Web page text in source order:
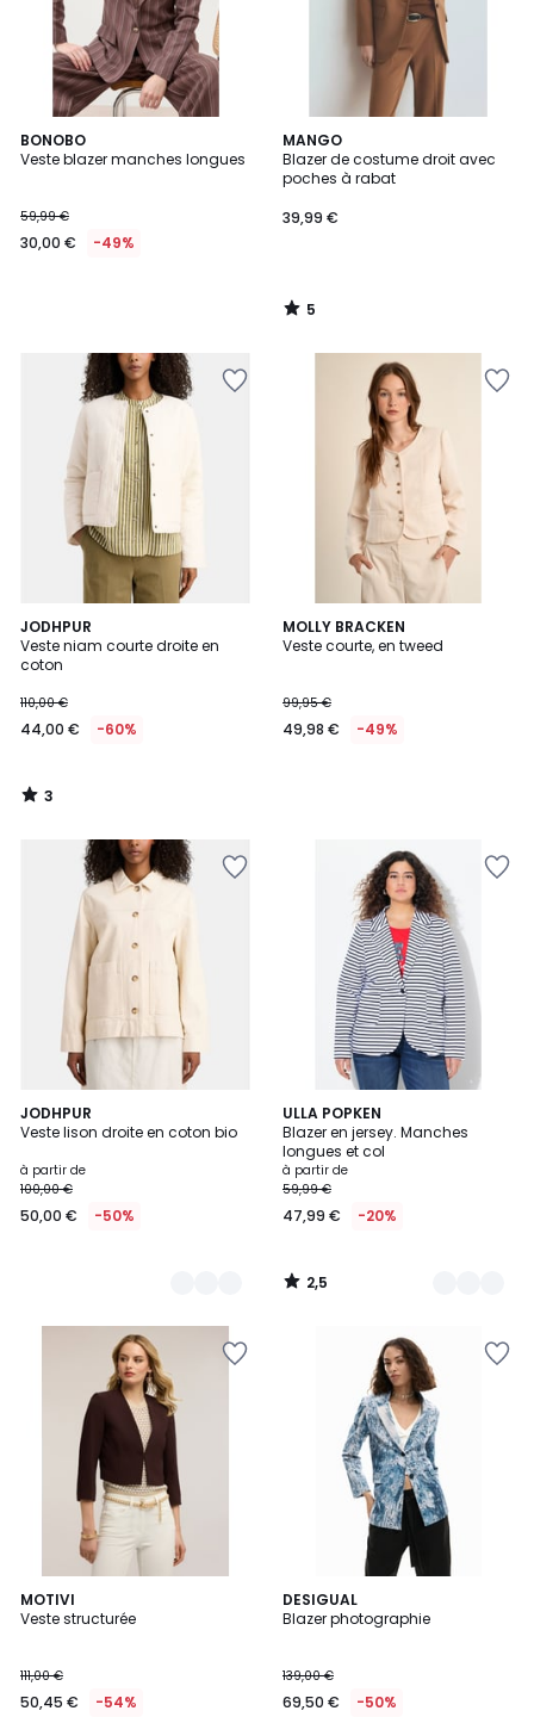
BONOBO
Veste blazer manches longues
59,99 €
30,00 € -49%
MANGO
Blazer de costume droit avec
poches à rabat
39,99 €
5
/
5
5
/
JODHPUR
Veste niam courte droite en
coton
110,00 €
44,00 € -60%
3
/
5
3
/
MOLLY BRACKEN
Veste courte, en tweed
99,95 €
49,98 € -49%
JODHPUR
Veste lison droite en coton bio
à partir de
100,00 €
50,00 € -50%
2
Couleurs
ULLA POPKEN
Blazer en jersey. Manches
longues et col
à partir de
59,99 €
47,99 € -20%
2,5
/ 5
3
Couleurs
2,5
/
MOTIVI
Veste structurée
111,00 €
50,45 € -54%
DESIGUAL
Blazer photographie
139,00 €
69,50 € -50%